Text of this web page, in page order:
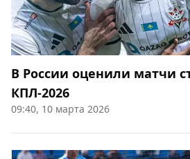
В России оценили матчи
КПЛ-2026
09:40, 10 марта 2026